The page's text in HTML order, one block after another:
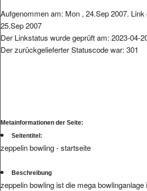
Aufgenommen am: Mon , 24.Sep 2007.
25.Sep 2007
Der Linkstatus wurde geprüft am: 2023-04-
Der zurückgelieferter Statuscode war: 301
Metainformationen der Seite:
Seitentitel:
zeppelin bowling - startseite
Beschreibung
zeppelin bowling ist die mega